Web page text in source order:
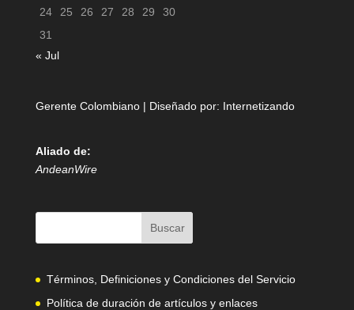
24
25 26 27 28 29
30
31
« Jul
Gerente Colombiano | Diseñado por: Internetizando
Aliado de:
AndeanWire
Términos, Definiciones y Condiciones del Servicio
Política de duración de artículos y enlaces